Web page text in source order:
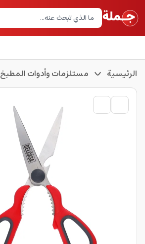
الرئيسية مستلزمات وأدوات المطبخ